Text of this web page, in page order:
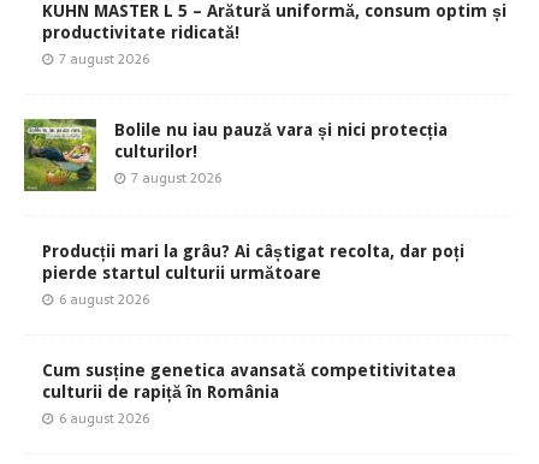
KUHN MASTER L 5 – Arătură uniformă, consum optim și
productivitate ridicată!
7 august 2026
Bolile nu iau pauză vara și nici protecția
culturilor!
7 august 2026
Producții mari la grâu? Ai câștigat recolta, dar poți
pierde startul culturii următoare
6 august 2026
Cum susține genetica avansată competitivitatea
culturii de rapiță în România
6 august 2026